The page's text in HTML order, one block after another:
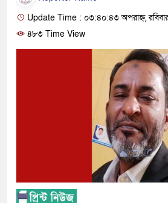
Update Time : ০৩:৪০:৪৩ অপরাহ্ন,
৪৮৩ Time View